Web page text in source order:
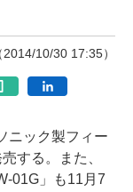
2014/10/30 17:35）
ニック製フィー
する。また、
01G」も11月7